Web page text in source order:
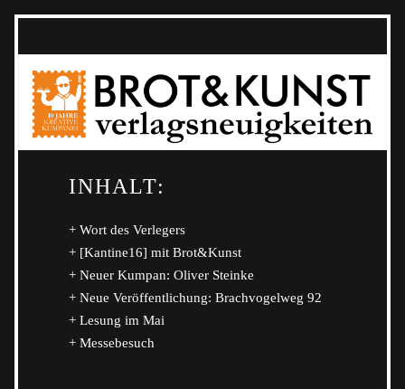
INHALT:
+ Wort des Verlegers
+ [Kantine16] mit Brot&Kunst
+ Neuer Kumpan: Oliver Steinke
+ Neue Veröffentlichung: Brachvogelweg 92
+ Lesung im Mai
+ Messebesuch